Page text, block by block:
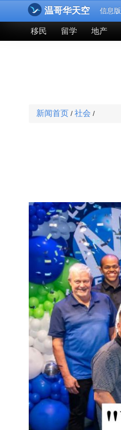
温哥华天空 信息版
移民 留学 地产
新闻首页 / 社会 /